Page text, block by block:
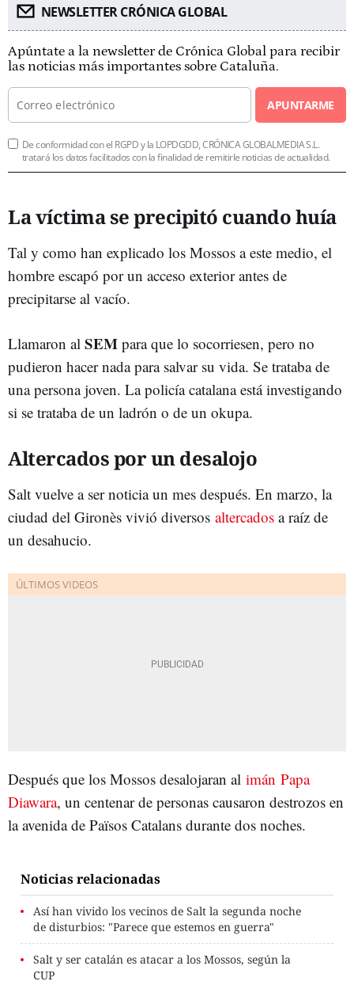
NEWSLETTER CRÓNICA GLOBAL
Apúntate a la newsletter de Crónica Global para recibir
las noticias más importantes sobre Cataluña.
APUNTARME
De conformidad con el RGPD y la LOPDGDD, CRÓNICA GLOBALMEDIA S.L.
tratará los datos facilitados con la finalidad de remitirle noticias de actualidad.
La víctima se precipitó cuando huía
Tal y como han explicado los Mossos a este medio, el
hombre escapó por un acceso exterior antes de
precipitarse al vacío.
Llamaron al SEM para que lo socorriesen, pero no
pudieron hacer nada para salvar su vida. Se trataba de
una persona joven. La policía catalana está investigando
si se trataba de un ladrón o de un okupa.
Altercados por un desalojo
Salt vuelve a ser noticia un mes después. En marzo, la
ciudad del Gironès vivió diversos altercados a raíz de
un desahucio.
Después que los Mossos desalojaran al imán Papa
Diawara, un centenar de personas causaron destrozos en
la avenida de Països Catalans durante dos noches.
Noticias relacionadas
Así han vivido los vecinos de Salt la segunda noche
de disturbios: "Parece que estemos en guerra"
Salt y ser catalán es atacar a los Mossos, según la
CUP